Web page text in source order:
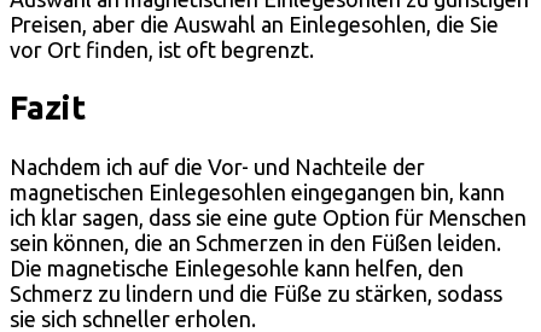
Preisen, aber die Auswahl an Einlegesohlen, die Sie
vor Ort finden, ist oft begrenzt.
Fazit
Nachdem ich auf die Vor- und Nachteile der
magnetischen Einlegesohlen eingegangen bin, kann
ich klar sagen, dass sie eine gute Option für Menschen
sein können, die an Schmerzen in den Füßen leiden.
Die magnetische Einlegesohle kann helfen, den
Schmerz zu lindern und die Füße zu stärken, sodass
sie sich schneller erholen.